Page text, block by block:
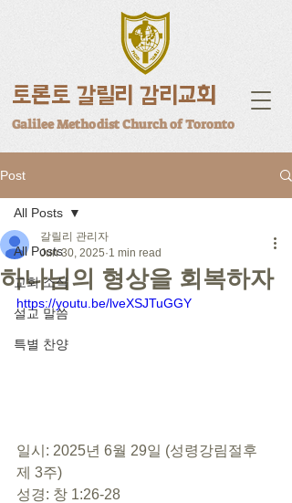
토론토 갈릴리 감리교회
Galilee Methodist Church of Toronto
Post
All Posts
교회 소식
설교 말씀
특별 찬양
All Posts
하나님의 형상을 회복하자
갈릴리 관리자
Jun 30, 2025 1 min read
https://youtu.be/lveXSJTuGGY
일시: 2025년 6월 29일 (성령강림절후
제 3주)
성경: 창 1:26-28